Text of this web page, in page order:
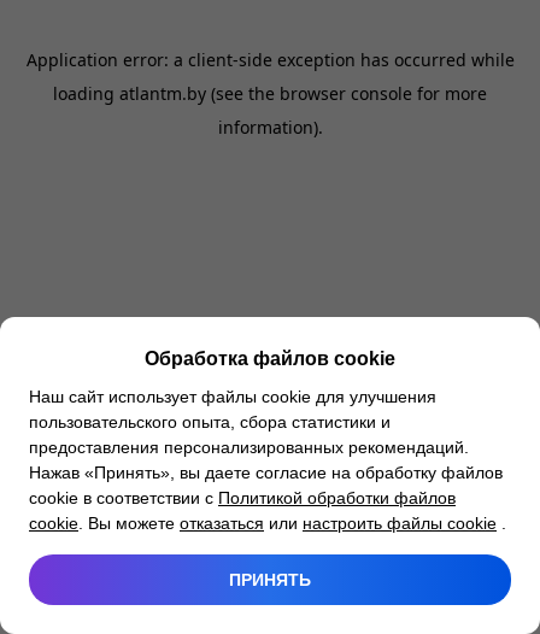
Application error: a client-side exception has occurred while
loading atlantm.by (see the browser console for more
information).
Обработка файлов cookie
Наш сайт использует файлы cookie для улучшения
пользовательского опыта, сбора статистики и
предоставления персонализированных рекомендаций.
Нажав «Принять», вы даете согласие на обработку файлов
cookie в соответствии с Политикой обработки файлов
cookie . Вы можете отказаться или настроить файлы cookie
ПРИНЯТЬ